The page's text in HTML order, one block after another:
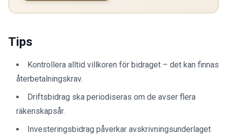
Tips
Kontrollera alltid villkoren för bidraget – det kan finnas
återbetalningskrav.
Driftsbidrag ska periodiseras om de avser flera
räkenskapsår.
Investeringsbidrag påverkar avskrivningsunderlaget